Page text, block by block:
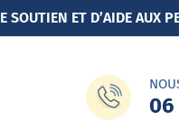
SOUTIEN ET D’AIDE AUX
06